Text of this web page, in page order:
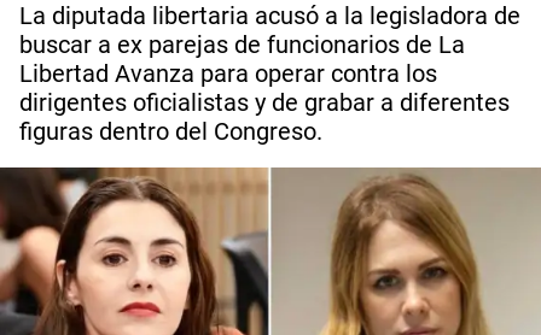
La diputada libertaria acusó a la legisladora de
buscar a ex parejas de funcionarios de La
Libertad Avanza para operar contra los
dirigentes oficialistas y de grabar a diferentes
figuras dentro del Congreso.